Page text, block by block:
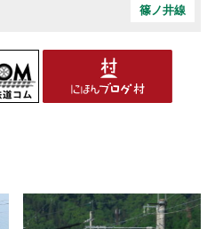
篠ノ井線